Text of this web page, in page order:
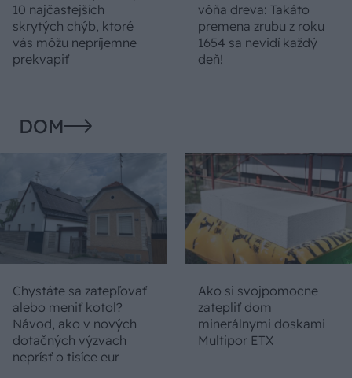
10 najčastejších
skrytých chýb, ktoré
vás môžu nepríjemne
prekvapiť
vôňa dreva: Takáto
premena zrubu z roku
1654 sa nevidí každý
deň!
DOM
Chystáte sa zatepľovať
alebo meniť kotol?
Návod, ako v nových
dotačných výzvach
neprísť o tisíce eur
Ako si svojpomocne
zatepliť dom
minerálnymi doskami
Multipor ETX